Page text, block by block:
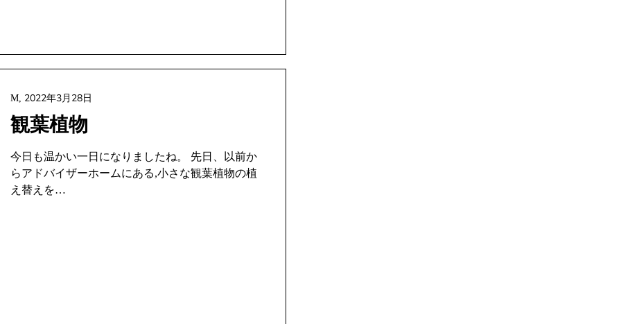
観葉植物
M, 2022年3月28日
今日も温かい一日になりましたね。 先日、以前か
らアドバイザーホームにある,小さな観葉植物の植
え替えを…